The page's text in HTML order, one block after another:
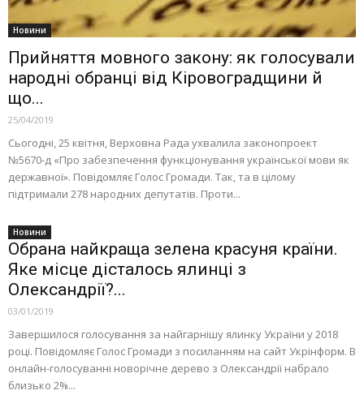
Новини
Прийняття мовного закону: як голосували
народні обранці від Кіровоградщини й
що...
25/04/2019
Сьогодні, 25 квітня, Верховна Рада ухвалила законопроект
№5670-д «Про забезпечення функціонування української мови як
державної». Повідомляє Голос Громади. Так, та в цілому
підтримали 278 народних депутатів. Проти...
Новини
Обрана найкраща зелена красуня країни.
Яке місце дісталось ялинці з
Олександрії?...
03/01/2019
Завершилося голосування за найгарнішу ялинку України у 2018
році. Повідомляє Голос Громади з посиланням на сайт Укрінформ. В
онлайн-голосуванні новорічне дерево з Олександрії набрало
близько 2%...